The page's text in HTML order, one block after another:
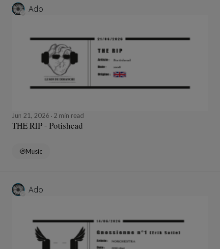
Adp
Jun 21, 2026 2 min read
THE RIP - Potishead
Music
Adp